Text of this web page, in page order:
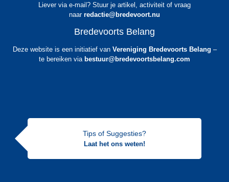
Liever via e-mail? Stuur je artikel, activiteit of vraag
naar redactie@bredevoort.nu
Bredevoorts Belang
Deze website is een initiatief van Vereniging Bredevoorts Belang –
te bereiken via bestuur@bredevoortsbelang.com
Tips of Suggesties?
Laat het ons weten!